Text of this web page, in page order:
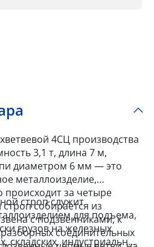
4СЦ производства
3,1 т, длина 7 м,
диаметром 6 мм — это
металлоизделие,
происходит за четыре
собирается из
с подзвенниками, к
соединительных
строп служит
для подъема,
грузов на железных
складских, индустриальных